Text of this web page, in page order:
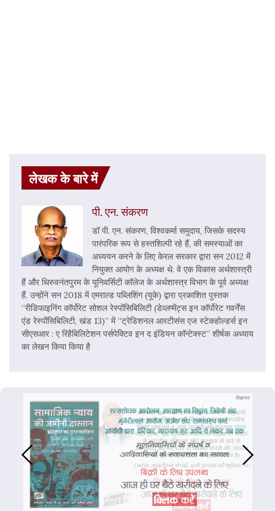
लेखक के बारे में
पी. एन. संकरण
डॉ पी. एन. संकरण, विश्वकर्मा समुदाय, जिसके सदस्य
पारंपरिक रूप से हस्तशिल्पी रहे हैं, की समस्याओं का
अध्ययन करने के लिए केरल सरकार द्वारा सन 2012 में
नियुक्त आयोग के अध्यक्ष थे. वे एक विकास अर्थशास्त्री
हैं और थिरुवनंतपुरम के यूनिवर्सिटी कॉलेज के अर्थशास्त्र विभाग के पूर्व अध्यक्ष
हैं. उन्होंने सन 2018 में एमराल्ड पब्लिशिंग (यूके) द्वारा प्रकाशित पुस्तक
“रीडिफाइनिंग कॉर्पोरेट सोशल रेस्पोंसिबिलिटी (डेव्लप्मेंट्स इन कॉर्पोरेट गवर्नेंस
एंड रेस्पोंसिबिलिटी, खंड 13)” में “ट्रेडिशनल आरटीसंस एज स्टेकहोल्डर्स इन
सीएसआर : ए रिहैबिलिटेशन पर्सपेक्टिव इन द इंडियन कॉन्टेक्स्ट” शीर्षक अध्याय
का लेखन किया किया है